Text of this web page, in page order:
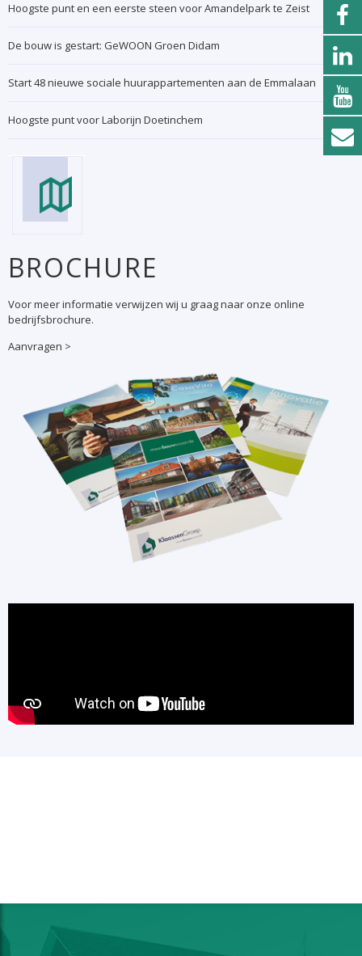
Hoogste punt en een eerste steen voor Amandelpark te Zeist
De bouw is gestart: GeWOON Groen Didam
Start 48 nieuwe sociale huurappartementen aan de Emmalaan
Hoogste punt voor Laborijn Doetinchem
BROCHURE
Voor meer informatie verwijzen wij u graag naar onze online
bedrijfsbrochure.
Aanvragen >